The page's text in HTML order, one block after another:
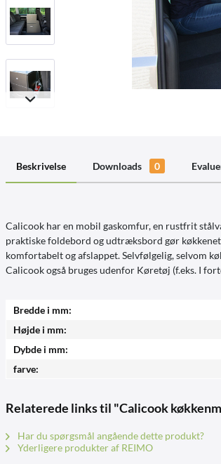
Beskrivelse Downloads 0
Calicook har en mobil gaskomfur, en rustfrit
praktiske foldebord og udtræksbord gør
komfortabelt og afslappet. Selvfølgelig, selvom
Calicook også bruges udenfor Køretøj (f.eks. I
Bredde i mm:
Højde i mm:
Dybde i mm:
farve:
Relaterede links til "Calicook
Har du spørgsmål angående dette produkt?
Yderligere produkter af REIMO